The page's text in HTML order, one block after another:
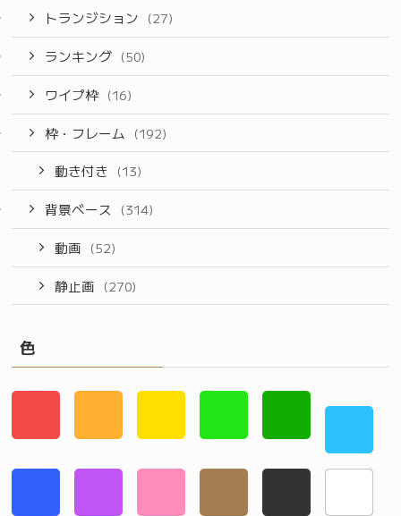
トランジション (27)
ランキング (50)
ワイプ枠 (16)
枠・フレーム (192)
動き付き (13)
背景ベース (314)
動画 (52)
静止画 (270)
色